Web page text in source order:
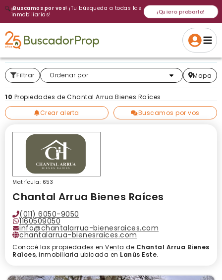
🔍¡Buscamos por vos! ¡Tu búsqueda a todas las
inmobiliarias!
¡Quiero probarlo!
Cancelar Si, eliminar
Gracias
Volver a intentar
Volver a intentarlo
Crear alerta
¡Si, enviar a todos!
Filtrar Ordenar por
Más relevantes Mapa
10 Propiedades de Chantal Arrua Bienes Raíces
Crear alerta
Buscamos por vos
Chantal Arrua Bienes Raíces
(011) 6050-9050
1160509050
info@chantalarrua-bienesraices.com
chantalarrua-bienesraices.com
Matrícula: 653
Conocé las propiedades en Venta de Chantal Arrua Bienes
Raíces, inmobiliaria ubicada en Lanús Este.